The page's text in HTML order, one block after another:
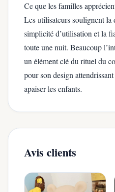
Ce que les familles
Les utilisateurs soulignent la
simplicité d’utilisation et la
toute une nuit. Beaucoup
un élément clé du rituel du
pour son design
apaiser les enfants.
Avis clients